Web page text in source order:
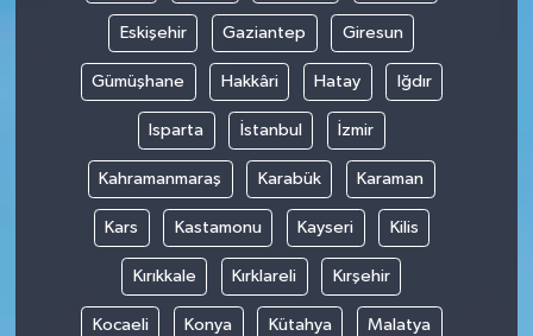
Eskişehir Gaziantep Giresun
Gümüşhane Hakkâri Hatay Iğdır
Isparta İstanbul İzmir
Kahramanmaraş Karabük Karaman
Kars Kastamonu Kayseri Kilis
Kırıkkale Kırklareli Kırşehir
Kocaeli Konya Kütahya Malatya